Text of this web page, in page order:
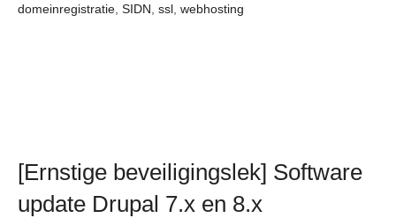
domeinregistratie SIDN ssl webhosting
[Ernstige beveiligingslek] Software
update Drupal 7.x en 8.x